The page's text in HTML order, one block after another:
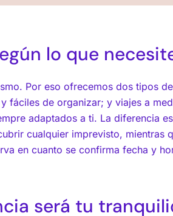
lo que
Por eso ofrecemos dos tipos
fáciles de organizar; y viajes a
adaptados a ti. La diferencia
cualquier imprevisto, mientras
en cuanto se confirma fecha y
será tu